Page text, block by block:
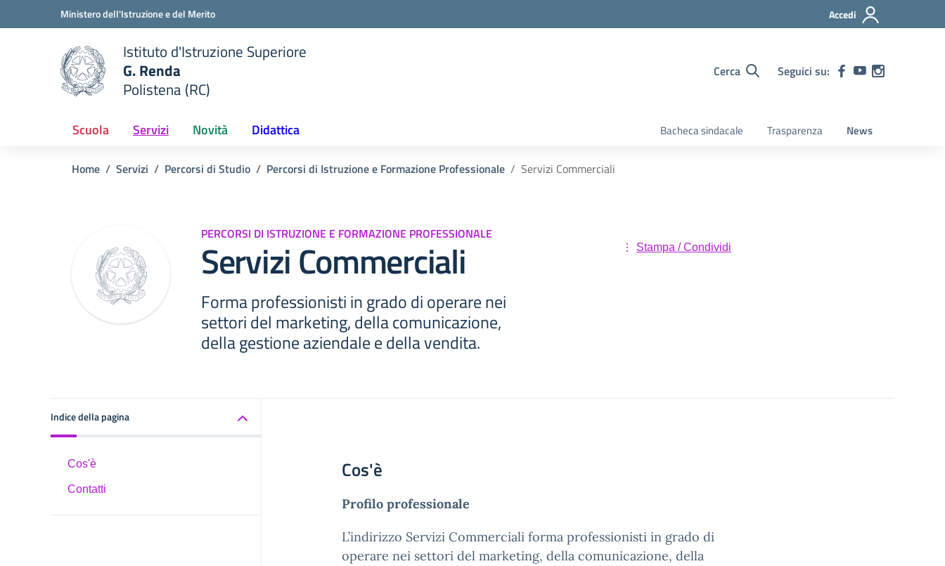
Ministero dell'Istruzione e del Merito Accedi
scuola
Istituto d'Istruzione Superiore
G. Renda
Polistena (RC)
Cerca Seguici su:
Scuola Servizi Novità Didattica Bacheca sindacale Trasparenza News
Home Servizi Percorsi di Studio Percorsi di Istruzione e Formazione Professionale Servizi Commerciali
PERCORSI DI ISTRUZIONE E FORMAZIONE PROFESSIONALE
Servizi Commerciali
Forma professionisti in grado di operare nei
settori del marketing, della comunicazione,
della gestione aziendale e della vendita.
Stampa / Condividi
Indice della pagina
Cos'è
Contatti
Cos'è
Profilo professionale
L’indirizzo Servizi Commerciali forma professionisti in grado di
operare nei settori del marketing, della comunicazione, della